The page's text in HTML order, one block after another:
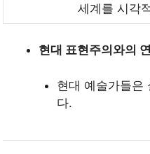
세계를 시각
현대 표현주의와의
현대 예술가들은
다.